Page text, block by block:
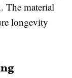
The material
longevity